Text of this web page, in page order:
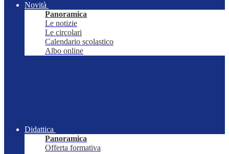
Novità
Panoramica
Le notizie
Le circolari
Calendario scolastico
Albo online
Didattica
Panoramica
Offerta formativa